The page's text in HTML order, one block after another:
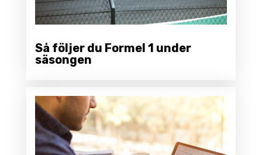
Så följer du Formel 1 under
säsongen